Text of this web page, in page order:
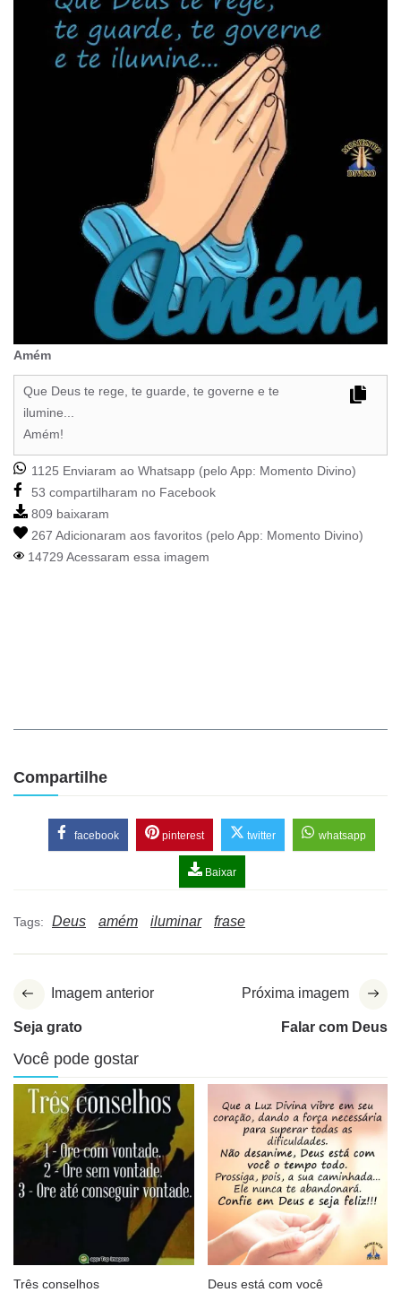
Amém
Que Deus te rege, te guarde, te governe e te
ilumine...
Amém!
1125 Enviaram ao Whatsapp (pelo App: Momento Divino)
53 compartilharam no Facebook
809 baixaram
267 Adicionaram aos favoritos (pelo App: Momento Divino)
14729 Acessaram essa imagem
Compartilhe
facebook pinterest twitter whatsapp
Baixar
Tags: Deus amém iluminar frase
Imagem anterior
Seja grato
Próxima imagem
Falar com Deus
Você pode gostar
Três conselhos Deus está com você